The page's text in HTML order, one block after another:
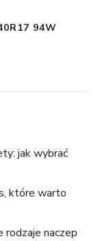
94W
jak wybrać
które warto
rodzaje naczep